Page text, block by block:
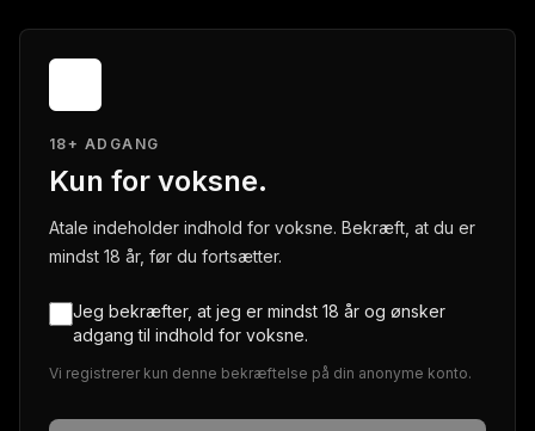
18+ ADGANG
Kun for voksne.
Atale indeholder indhold for voksne. Bekræft, at du er
mindst 18 år, før du fortsætter.
Jeg bekræfter, at jeg er mindst 18 år og ønsker
adgang til indhold for voksne.
Vi registrerer kun denne bekræftelse på din anonyme konto.